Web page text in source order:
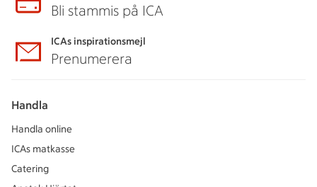
Bli stammis på ICA
ICAs inspirationsmejl
Prenumerera
Handla
Handla online
ICAs matkasse
Catering